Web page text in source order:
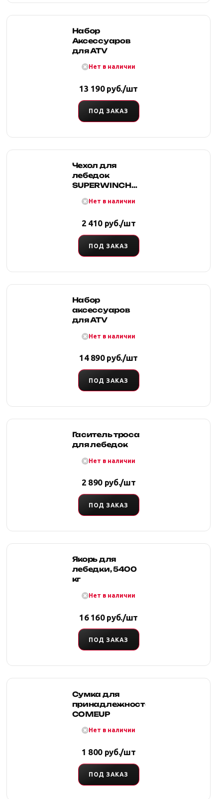
Набор
Аксессуаров
для ATV
Нет в наличии
13 190 руб./шт
ПОД ЗАКАЗ
Чехол для
лебедок
SUPERWINCH
TS9,5 11.5 Х-9
Нет в наличии
2 410 руб./шт
ПОД ЗАКАЗ
Набор
аксессуаров
для ATV
Нет в наличии
14 890 руб./шт
ПОД ЗАКАЗ
Гаситель троса
для лебедок
Нет в наличии
2 890 руб./шт
ПОД ЗАКАЗ
Якорь для
лебедки, 5400
кг
Нет в наличии
16 160 руб./шт
ПОД ЗАКАЗ
Сумка для
принадлежностей
COMEUP
Нет в наличии
1 800 руб./шт
ПОД ЗАКАЗ